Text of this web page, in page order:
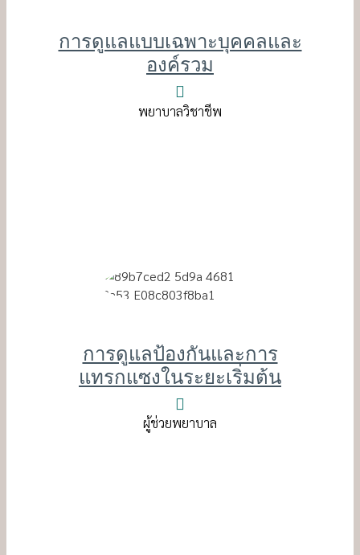
การดูแลแบบเฉพาะบุคคลและ
องค์รวม
พยาบาลวิชาชีพ
การดูแลป้องกันและการ
แทรกแซงในระยะเริ่มต้น
ผู้ช่วยพยาบาล